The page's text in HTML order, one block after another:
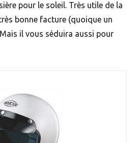
pour le soleil. Très utile de la
bonne facture (quoique un
il vous séduira aussi pour